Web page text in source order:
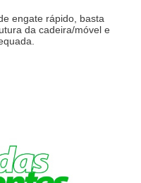
engate rápido, basta
da cadeira/móvel e